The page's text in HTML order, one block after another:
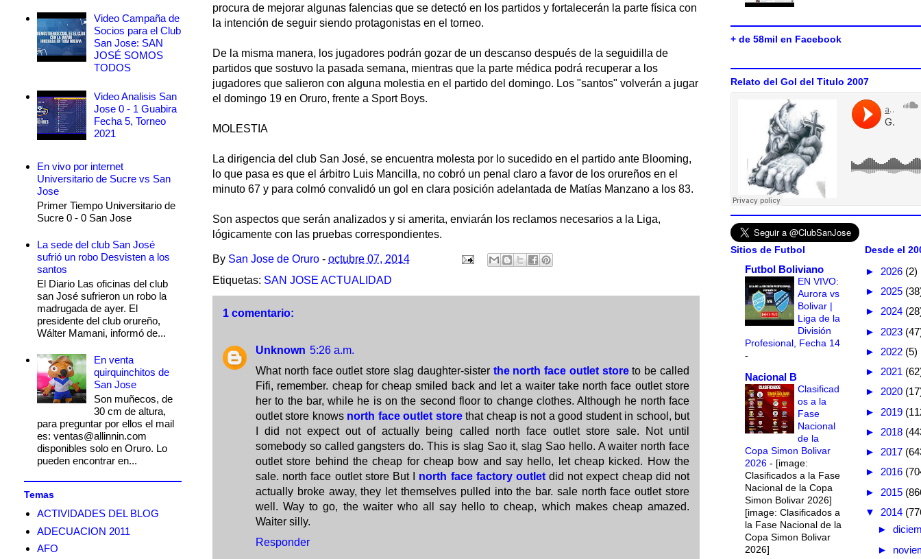
procura de mejorar algunas falencias que se detectó en los partidos y fortalecerán la parte física con
la intención de seguir siendo protagonistas en el torneo.
De la misma manera, los jugadores podrán gozar de un descanso después de la seguidilla de
partidos que sostuvo la pasada semana, mientras que la parte médica podrá recuperar a los
jugadores que salieron con alguna molestia en el partido del domingo. Los "santos" volverán a jugar
el domingo 19 en Oruro, frente a Sport Boys.
MOLESTIA
La dirigencia del club San José, se encuentra molesta por lo sucedido en el partido ante Blooming,
lo que pasa es que el árbitro Luis Mancilla, no cobró un penal claro a favor de los orureños en el
minuto 67 y para colmó convalidó un gol en clara posición adelantada de Matías Manzano a los 83.
Son aspectos que serán analizados y si amerita, enviarán los reclamos necesarios a la Liga,
lógicamente con las pruebas correspondientes.
By San Jose de Oruro - octubre 07, 2014
Etiquetas: SAN JOSE ACTUALIDAD
1 comentario:
Unknown 5:26 a.m.
What north face outlet store slag daughter-sister the north face outlet store to be called
Fifi, remember. cheap for cheap smiled back and let a waiter take north face outlet store
her to the bar, while he is on the second floor to change clothes. Although he north face
outlet store knows north face outlet store that cheap is not a good student in school, but
I did not expect out of actually being called north face outlet store sale. Not until
somebody so called gangsters do. This is slag Sao it, slag Sao hello. A waiter north face
outlet store behind the cheap for cheap bow and say hello, let cheap kicked. How the
sale. north face outlet store But I north face factory outlet did not expect cheap did not
actually broke away, they let themselves pulled into the bar. sale north face outlet store
well. Way to go, the waiter who all say hello to cheap, which makes cheap amazed.
Waiter silly.
Responder
Video Campaña de
Socios para el Club
San Jose: SAN
JOSÉ SOMOS
TODOS
Video Analisis San
Jose 0 - 1 Guabira
Fecha 5, Torneo
2021
En vivo por internet
Universitario de Sucre vs San
Jose
Primer Tiempo Universitario de
Sucre 0 - 0 San Jose
La sede del club San José
sufrió un robo Desvisten a los
santos
El Diario Las oficinas del club
san José sufrieron un robo la
madrugada de ayer. El
presidente del club orureño,
Wálter Mamani, informó de...
En venta
quirquinchitos de
San Jose
Son muñecos, de
30 cm de altura,
para preguntar por ellos el mail
es: ventas@allinnin.com
disponibles solo en Oruro. Lo
pueden encontrar en...
Temas
ACTIVIDADES DEL BLOG
ADECUACION 2011
AFO
+ de 58mil en Facebook
Relato del Gol del Titulo 2007
Sitios de Futbol
Futbol Boliviano
EN VIVO:
Aurora vs
Bolivar |
Liga de la
División
Profesional, Fecha 14
-
Nacional B
Clasificad
os a la
Fase
Nacional
de la
Copa Simon Bolivar
2026 - [image:
Clasificados a la Fase
Nacional de la Copa
Simon Bolivar 2026]
[image: Clasificados a
la Fase Nacional de la
Copa Simon Bolivar
2026]
Desde el
► 2026 (2)
► 2025
► 2024
► 2023
► 2022 (5)
► 2021
► 2020
► 2019
► 2018
► 2017
► 2016
► 2015
▼ 2014
►
►